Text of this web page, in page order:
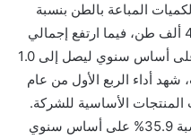
إجمالي الكميات المباعة بالطن بنسبة
36.7% على أساس سنوي ليبلغ 42.0 ألف طن، فيما ارتفع إجمالي
عدد العبوات المباعة بنسبة 18.3% على أساس سنوي ليصل إلى 1.0
أداء الربع الأول من عام
المنتجات الأساسية للشركة.
فقد ارتفعت إيرادات قطاع الكيك بنسبة 35.9% على أساس سنوي